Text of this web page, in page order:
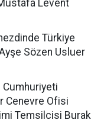
Levent
Türkiye
Sözen Usluer
Cumhuriyeti
Cenevre Ofisi
Temsilcisi Burak